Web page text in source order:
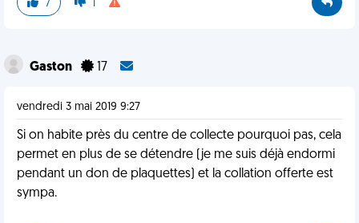
7 1
Gaston 17
vendredi 3 mai 2019 9:27
Si on habite près du centre de collecte pourquoi pas, cela
permet en plus de se détendre (je me suis déjà endormi
pendant un don de plaquettes) et la collation offerte est
sympa.